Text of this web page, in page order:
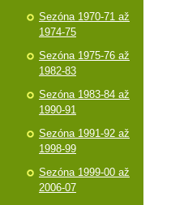
Sezóna 1970-71 až
1974-75
Sezóna 1975-76 až
1982-83
Sezóna 1983-84 až
1990-91
Sezóna 1991-92 až
1998-99
Sezóna 1999-00 až
2006-07